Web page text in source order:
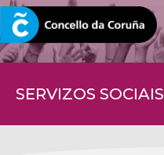
SERVIZOS SOCIAIS
CORUNA.GAL